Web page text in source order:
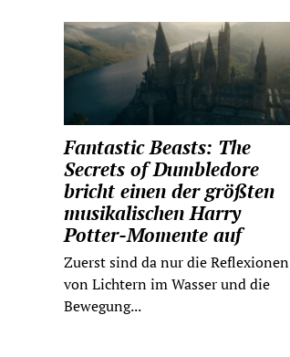
Fantastic Beasts: The
Secrets of Dumbledore
bricht einen der größten
musikalischen Harry
Potter-Momente auf
Zuerst sind da nur die Reflexionen
von Lichtern im Wasser und die
Bewegung...